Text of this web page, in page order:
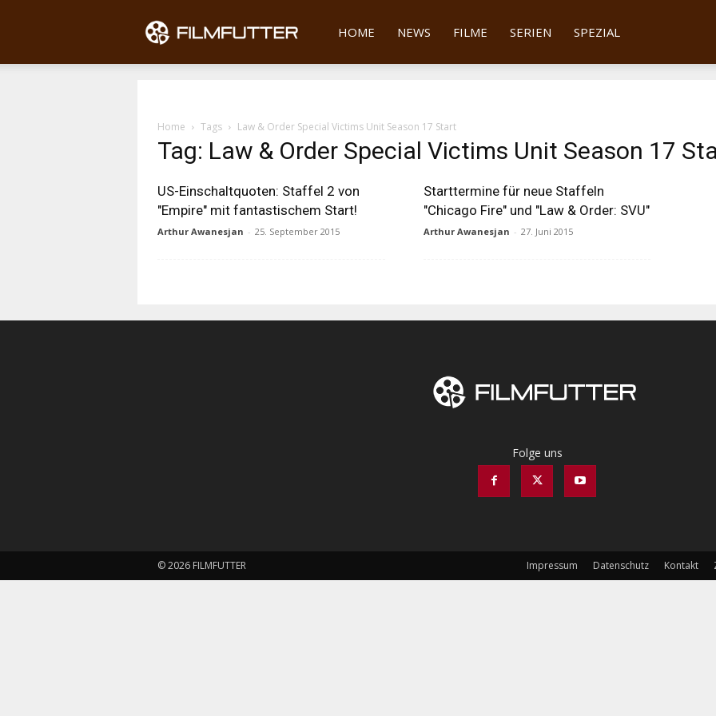
Filmfutter
HOME NEWS FILME SERIEN SPEZIAL
Home Tags Law & Order Special Victims Unit Season 17 Start
Tag: Law & Order Special Victims Unit Season 17
US-Einschaltquoten: Staffel 2 von
"Empire" mit fantastischem Start!
Arthur Awanesjan - 25. September 2015
Starttermine für neue Staffeln
"Chicago Fire" und "Law & Order: SVU"
Arthur Awanesjan - 27. Juni 2015
Folge uns
Impressum Datenschutz Kontakt
© 2026 FILMFUTTER